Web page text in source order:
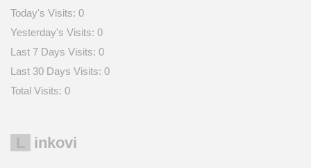
Today's Visits: 0
Yesterday's Visits: 0
Last 7 Days Visits: 0
Last 30 Days Visits: 0
Total Visits: 0
Linkovi